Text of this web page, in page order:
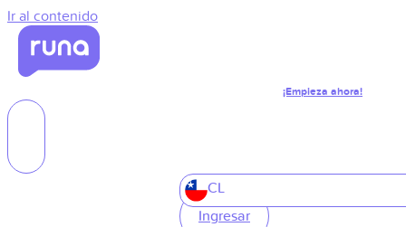
Ir al contenido
¡Empieza ahora!
CL
Ingresar